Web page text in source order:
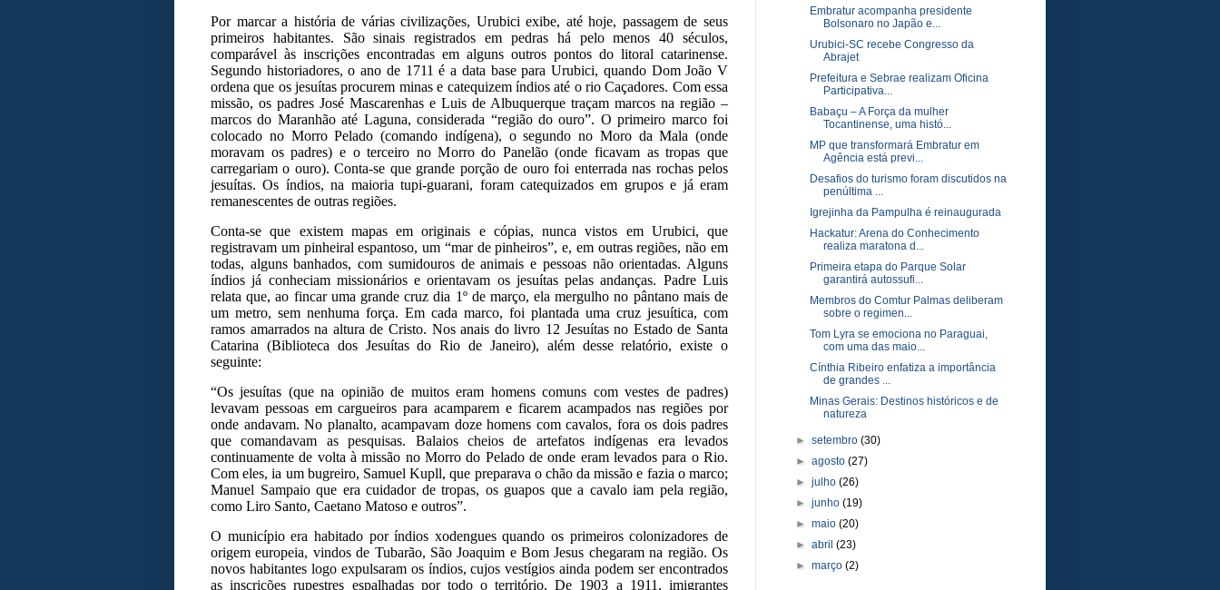
Por marcar a história de várias civilizações, Urubici exibe, até hoje, passagem de seus
primeiros habitantes. São sinais registrados em pedras há pelo menos 40 séculos,
comparável às inscrições encontradas em alguns outros pontos do litoral catarinense.
Segundo historiadores, o ano de 1711 é a data base para Urubici, quando Dom João V
ordena que os jesuítas procurem minas e catequizem índios até o rio Caçadores. Com essa
missão, os padres José Mascarenhas e Luis de Albuquerque traçam marcos na região –
marcos do Maranhão até Laguna, considerada “região do ouro”. O primeiro marco foi
colocado no Morro Pelado (comando indígena), o segundo no Moro da Mala (onde
moravam os padres) e o terceiro no Morro do Panelão (onde ficavam as tropas que
carregariam o ouro). Conta-se que grande porção de ouro foi enterrada nas rochas pelos
jesuítas. Os índios, na maioria tupi-guarani, foram catequizados em grupos e já eram
remanescentes de outras regiões.
Conta-se que existem mapas em originais e cópias, nunca vistos em Urubici, que
registravam um pinheiral espantoso, um “mar de pinheiros”, e, em outras regiões, não em
todas, alguns banhados, com sumidouros de animais e pessoas não orientadas. Alguns
índios já conheciam missionários e orientavam os jesuítas pelas andanças. Padre Luis
relata que, ao fincar uma grande cruz dia 1º de março, ela mergulho no pântano mais de
um metro, sem nenhuma força. Em cada marco, foi plantada uma cruz jesuítica, com
ramos amarrados na altura de Cristo. Nos anais do livro 12 Jesuítas no Estado de Santa
Catarina (Biblioteca dos Jesuítas do Rio de Janeiro), além desse relatório, existe o
seguinte:
“Os jesuítas (que na opinião de muitos eram homens comuns com vestes de padres)
levavam pessoas em cargueiros para acamparem e ficarem acampados nas regiões por
onde andavam. No planalto, acampavam doze homens com cavalos, fora os dois padres
que comandavam as pesquisas. Balaios cheios de artefatos indígenas era levados
continuamente de volta à missão no Morro do Pelado de onde eram levados para o Rio.
Com eles, ia um bugreiro, Samuel Kupll, que preparava o chão da missão e fazia o marco;
Manuel Sampaio que era cuidador de tropas, os guapos que a cavalo iam pela região,
como Liro Santo, Caetano Matoso e outros”.
O município era habitado por índios xodengues quando os primeiros colonizadores de
origem europeia, vindos de Tubarão, São Joaquim e Bom Jesus chegaram na região. Os
novos habitantes logo expulsaram os índios, cujos vestígios ainda podem ser encontrados
as inscrições rupestres espalhadas por todo o território. De 1903 a 1911, imigrantes
Embratur acompanha presidente
Bolsonaro no Japão e...
Urubici-SC recebe Congresso da
Abrajet
Prefeitura e Sebrae realizam Oficina
Participativa...
Babaçu – A Força da mulher
Tocantinense, uma histó...
MP que transformará Embratur em
Agência está previ...
Desafios do turismo foram discutidos na
penúltima ...
Igrejinha da Pampulha é reinaugurada
Hackatur: Arena do Conhecimento
realiza maratona d...
Primeira etapa do Parque Solar
garantirá autossufi...
Membros do Comtur Palmas deliberam
sobre o regimen...
Tom Lyra se emociona no Paraguai,
com uma das maio...
Cínthia Ribeiro enfatiza a importância
de grandes ...
Minas Gerais: Destinos históricos e de
natureza
►setembro(30)
►agosto(27)
►julho(26)
►junho(19)
►maio(20)
►abril(23)
►março(2)